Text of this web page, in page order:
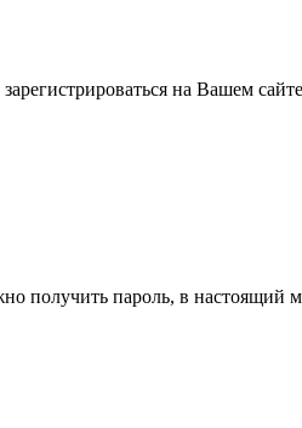
на Вашем
получить пароль, в настоящий